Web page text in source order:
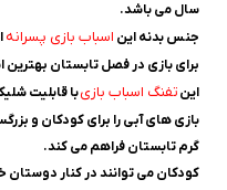
سال می باشد.
جنس بدنه این اسباب بازی پسرانه
برای بازی در فصل تابستان
اینتفنگ اسباب بازیبا قابلیت
بازی های آبی را برای کودکان و
گرم تابستان فراهم می کند.
کودکان می توانند در کنار